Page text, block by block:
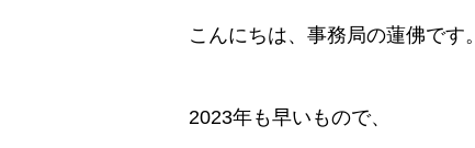
こんにちは、事務局の蓮佛です。
2023年も早いもので、